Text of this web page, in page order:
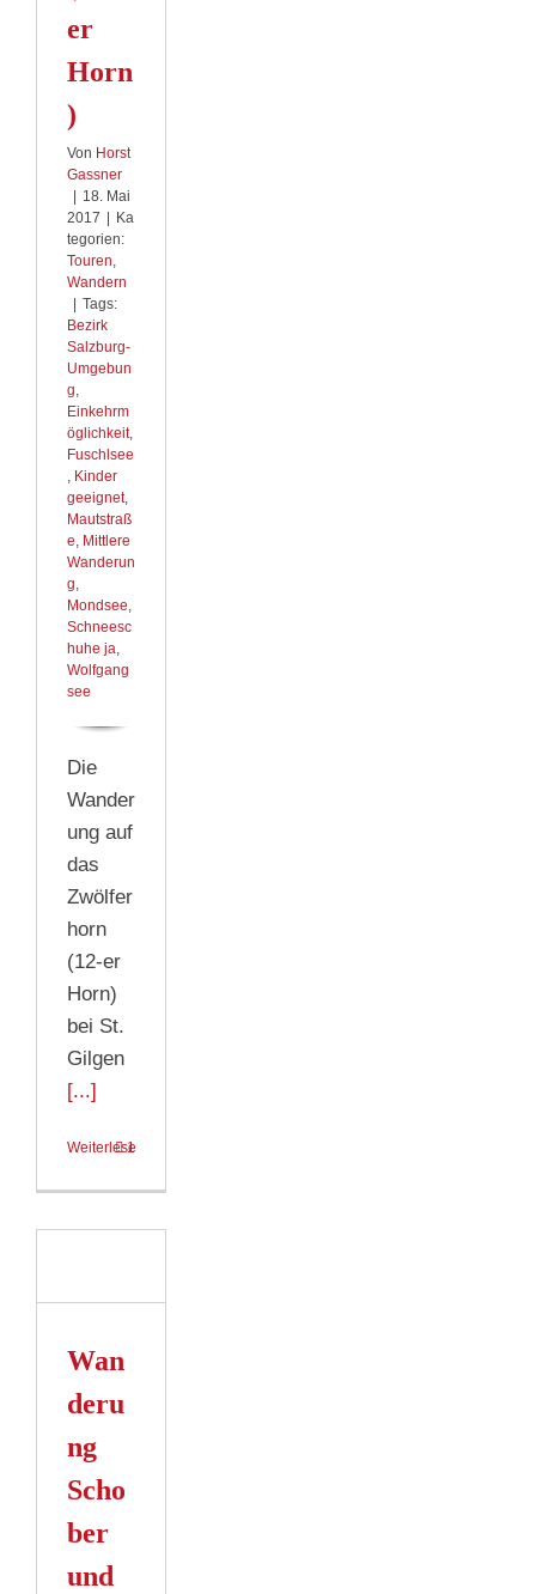
er
Horn
)
Von Horst
Gassner
| 18. Mai
2017 | Ka
tegorien:
Touren
Wandern
| Tags:
Bezirk
Salzburg-
Umgebun
g
Einkehrm
öglichkeit,
Fuschlsee
Kinder
geeignet,
Mautstraß
e Mittlere
Wanderun
g
Mondsee
Schneesc
huhe ja
Wolfgang
see
Die
Wander
ung auf
das
Zwölfer
horn
(12-er
Horn)
bei St.
Gilgen
[...]
Weiterlesen
1
Wan
deru
ng
Scho
ber
und